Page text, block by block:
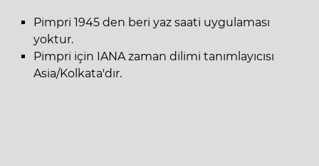
Pimpri 1945 den beri yaz saati uygulaması
yoktur.
Pimpri için IANA zaman dilimi tanımlayıcısı
Asia/Kolkata'dır.